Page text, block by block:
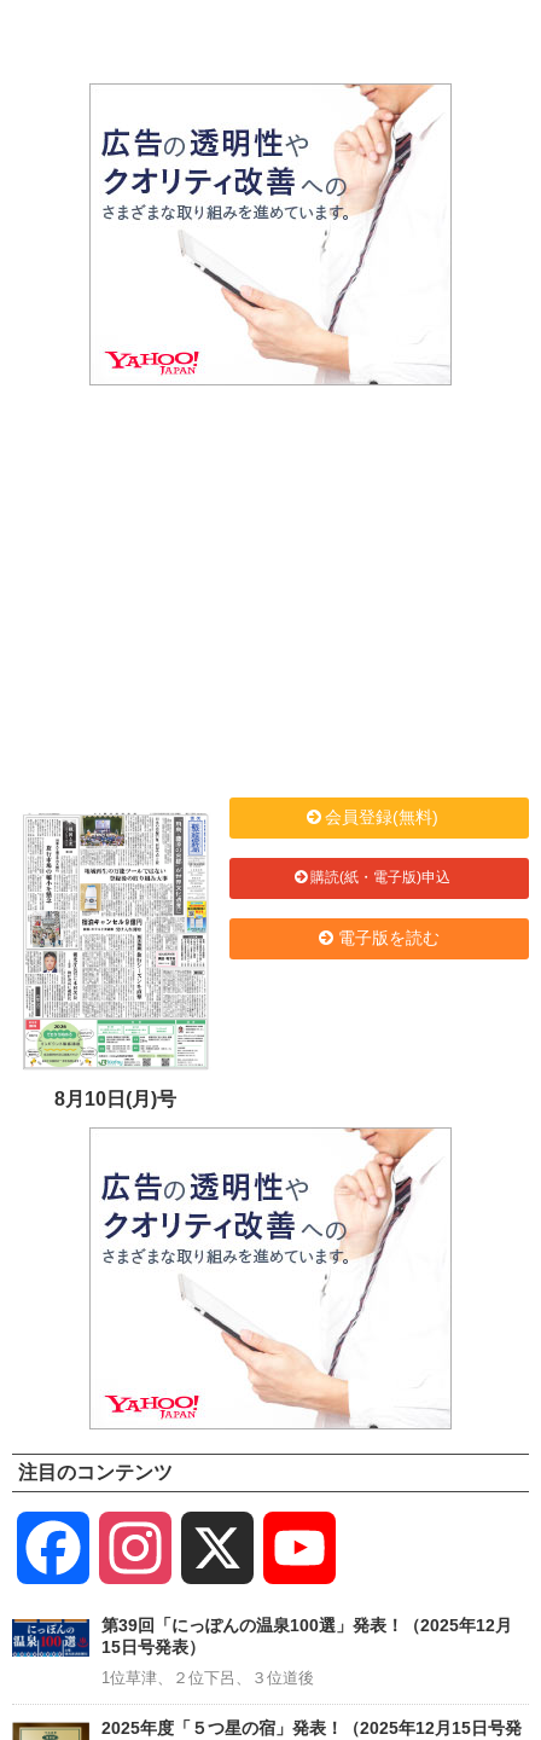
8月10日(月)号
会員登録(無料)
購読(紙・電子版)申込
電子版を読む
注目のコンテンツ
Facebook Instagram
Channel
第39回「にっぽんの温泉100選」発表！（2025年12月
15日号発表）
1位草津、２位下呂、３位道後
2025年度「５つ星の宿」発表！（2025年12月15日号発